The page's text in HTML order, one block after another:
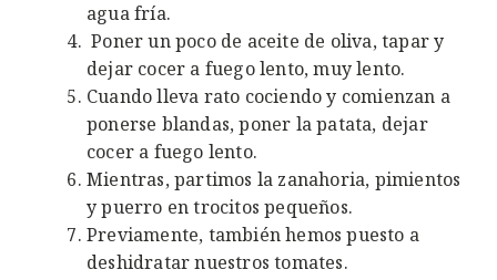
agua fría.
Poner un poco de aceite de oliva, tapar y
dejar cocer a fuego lento, muy lento.
Cuando lleva rato cociendo y comienzan a
ponerse blandas, poner la patata, dejar
cocer a fuego lento.
Mientras, partimos la zanahoria, pimientos
y puerro en trocitos pequeños.
Previamente, también hemos puesto a
deshidratar nuestros tomates.